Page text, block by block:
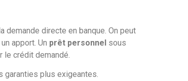
directe en banque. On peut
apport. Un prêt personnel sous
crédit demandé.
garanties plus exigeantes.